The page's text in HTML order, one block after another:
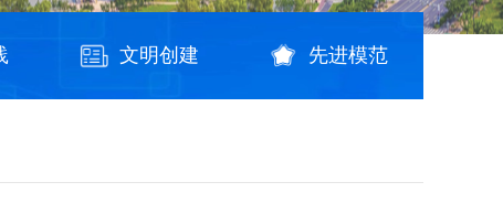
文明创建 先进模范